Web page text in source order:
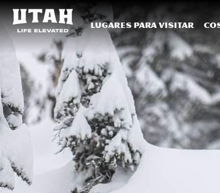
Skip to content
Lugares para visitar